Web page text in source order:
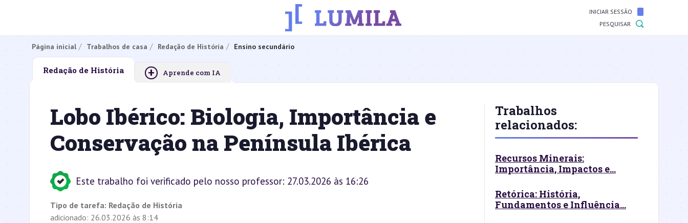
INICIAR SESSÃO
PESQUISAR
Página inicial Trabalhos de casa Redação de História Ensino secundário
Redação de História + Aprende com IA
Lobo Ibérico: Biologia, Importância e
Conservação na Península Ibérica
Este trabalho foi verificado pelo nosso professor: 27.03.2026 às 16:26
Tipo de tarefa: Redação de História
adicionado: 26.03.2026 às 8:14
Trabalhos
relacionados:
Recursos Minerais:
Importância, Impactos e...
Retórica: História,
Fundamentos e Influência...